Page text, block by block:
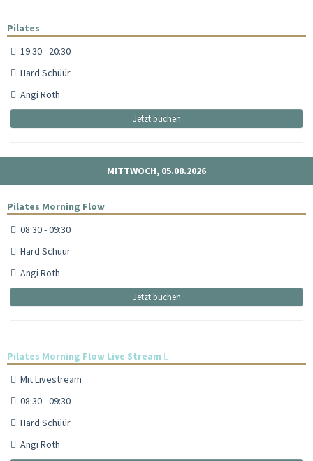
Pilates
19:30 - 20:30
Hard Schüür
Angi Roth
Jetzt buchen
MITTWOCH, 05.08.2026
Pilates Morning Flow
08:30 - 09:30
Hard Schüür
Angi Roth
Jetzt buchen
Pilates Morning Flow Live Stream
Mit Livestream
08:30 - 09:30
Hard Schüür
Angi Roth